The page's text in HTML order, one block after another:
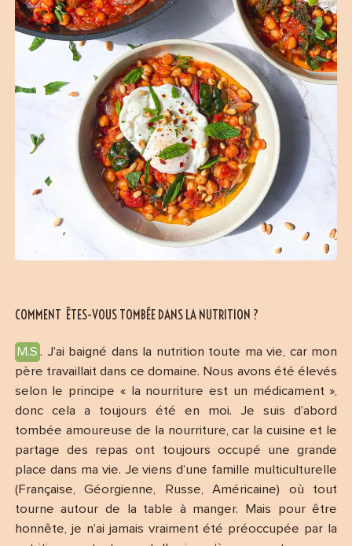
COMMENT ÊTES-VOUS TOMBÉE DANS LA NUTRITION ?
M.S . J’ai baigné dans la nutrition toute ma vie, car mon
père travaillait dans ce domaine. Nous avons été élevés
selon le principe « la nourriture est un médicament »,
donc cela a toujours été en moi. Je suis d’abord
tombée amoureuse de la nourriture, car la cuisine et le
partage des repas ont toujours occupé une grande
place dans ma vie. Je viens d’une famille multiculturelle
(Française, Géorgienne, Russe, Américaine) où tout
tourne autour de la table à manger. Mais pour être
honnête, je n’ai jamais vraiment été préoccupée par la